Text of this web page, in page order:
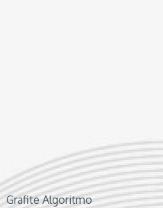
Grafite Algoritmo